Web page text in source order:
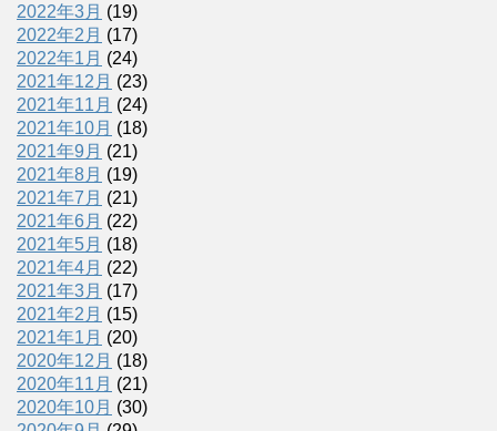
2022年3月 (19)
2022年2月 (17)
2022年1月 (24)
2021年12月 (23)
2021年11月 (24)
2021年10月 (18)
2021年9月 (21)
2021年8月 (19)
2021年7月 (21)
2021年6月 (22)
2021年5月 (18)
2021年4月 (22)
2021年3月 (17)
2021年2月 (15)
2021年1月 (20)
2020年12月 (18)
2020年11月 (21)
2020年10月 (30)